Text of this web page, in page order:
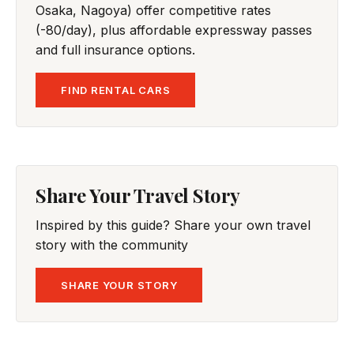
Osaka, Nagoya) offer competitive rates
(-80/day), plus affordable expressway passes
and full insurance options.
FIND RENTAL CARS
Share Your Travel Story
Inspired by this guide? Share your own travel
story with the community
SHARE YOUR STORY